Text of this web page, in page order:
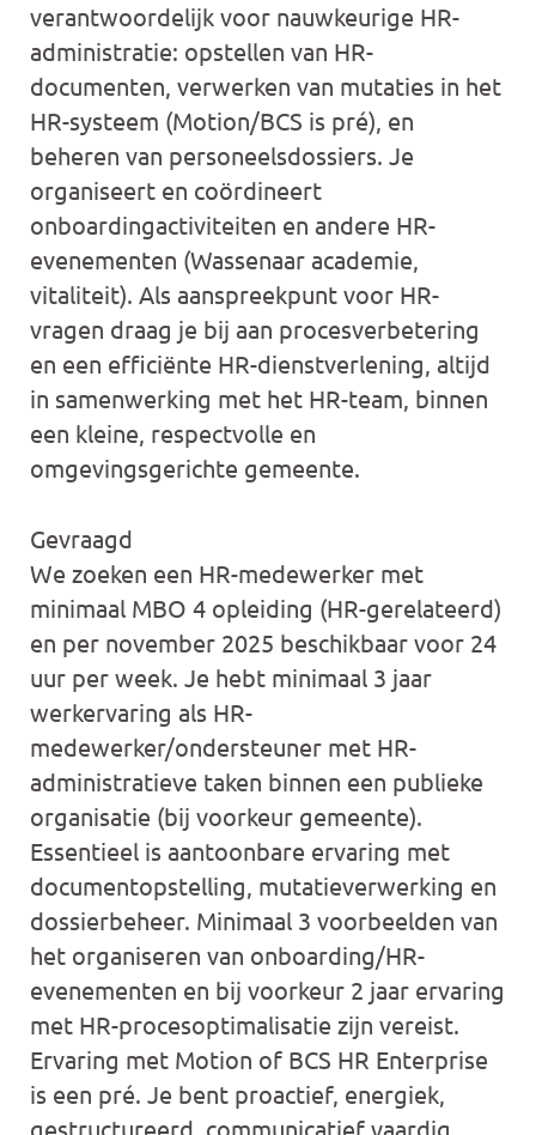
verantwoordelijk voor nauwkeurige HR-
administratie: opstellen van HR-
documenten, verwerken van mutaties in het
HR-systeem (Motion/BCS is pré), en
beheren van personeelsdossiers. Je
organiseert en coördineert
onboardingactiviteiten en andere HR-
evenementen (Wassenaar academie,
vitaliteit). Als aanspreekpunt voor HR-
vragen draag je bij aan procesverbetering
en een efficiënte HR-dienstverlening, altijd
in samenwerking met het HR-team, binnen
een kleine, respectvolle en
omgevingsgerichte gemeente.
Gevraagd
We zoeken een HR-medewerker met
minimaal MBO 4 opleiding (HR-gerelateerd)
en per november 2025 beschikbaar voor 24
uur per week. Je hebt minimaal 3 jaar
werkervaring als HR-
medewerker/ondersteuner met HR-
administratieve taken binnen een publieke
organisatie (bij voorkeur gemeente).
Essentieel is aantoonbare ervaring met
documentopstelling, mutatieverwerking en
dossierbeheer. Minimaal 3 voorbeelden van
het organiseren van onboarding/HR-
evenementen en bij voorkeur 2 jaar ervaring
met HR-procesoptimalisatie zijn vereist.
Ervaring met Motion of BCS HR Enterprise
is een pré. Je bent proactief, energiek,
gestructureerd, communicatief vaardig,